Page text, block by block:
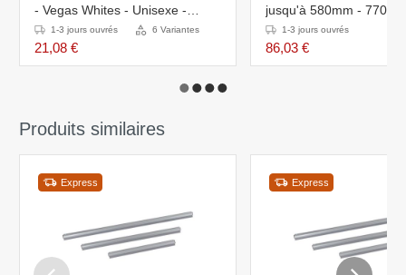
- Vegas Whites - Unisexe -
Disponibles En 6 Tailles
1-3 jours ouvrés 6 Variantes
21,08 €
jusqu'à 580mm -
1-3 jours ouvrés
86,03 €
Produits similaires
Express Express